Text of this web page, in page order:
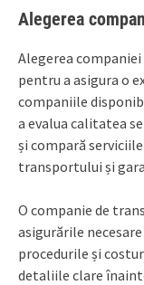
Alegerea
Alegerea
pentru a asigura o
companiile
a evalua calitatea
și compară
transportului și
O companie de
asigurările
procedurile și
detaliile clare